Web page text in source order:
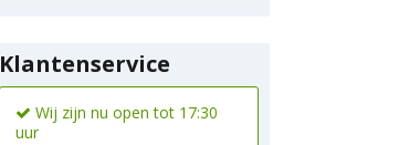
Klantenservice
Wij zijn nu open tot 17:30
uur